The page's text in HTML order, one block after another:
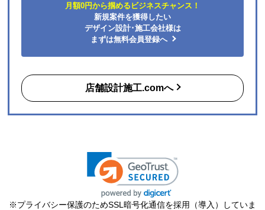
月額0円から掴めるビジネスチャンス！
新規案件を獲得したい
デザイン設計･施工会社様は
まずは無料会員登録へ
店舗設計施工.comへ
※プライバシー保護のためSSL暗号化通信を採用（導入）していま